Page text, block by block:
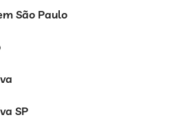
São Paulo
SP